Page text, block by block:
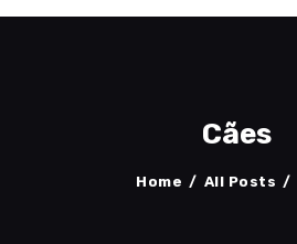
Cães
Home All Posts
SERVIÇOS